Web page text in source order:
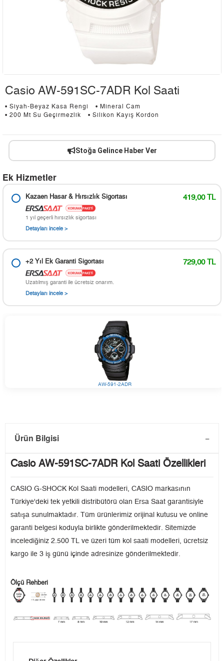
Casio AW-591SC-7ADR Kol Saati
• Siyah-Beyaz Kasa Rengi
• Mineral Cam
• 200 Mt Su Geçirmezlik
• Silikon Kayış Kordon
Stoğa Gelince Haber Ver
Ek Hizmetler
Kazaen Hasar & Hırsızlık Sigortası 419,00 TL
1 yıl geçerli hırsızlık sigortası
Detayları incele >
+2 Yıl Ek Garanti Sigortası 729,00 TL
Uzatılmış garanti ile ücretsiz onarım.
Detayları incele >
AW-591-2ADR
Ürün Bilgisi
Casio AW-591SC-7ADR Kol Saati Özellikleri
CASIO G-SHOCK Kol Saati modelleri, CASIO markasının
Türkiye'deki tek yetkili distribütörü olan Ersa Saat garantisiyle
satışa sunulmaktadır. Tüm ürünlerimiz orijinal kutusu ve online
garanti belgesi koduyla birlikte gönderilmektedir. Sitemizde
incelediğiniz 2.500 TL ve üzeri tüm kol saati modelleri, ücretsiz
kargo ile 3 iş günü içinde adresinize gönderilmektedir.
Ölçü Rehberi